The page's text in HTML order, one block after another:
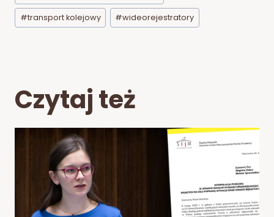
#transport kolejowy #wideorejestratory
Czytaj też